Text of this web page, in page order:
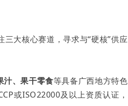
大核心赛道，寻求与“硬核”供应
汁、果干零食等具备广西地方特色
或ISO22000及以上资质认证，